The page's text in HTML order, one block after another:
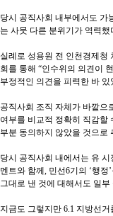
당시 공직사회 내부에서도 가
는 사뭇 다른 분위기가 역력했
실례로 성용원 전 인천경제청
회를 통해 “인수위의 의견이
부정적인 의견을 피력한 바 있
공직사회 조직 자체가 바깥으
여부를 비교적 정확히 직감할
부분 동의하지 않았을 것으로
당시 공직사회 내에서는 유
멘트와 함께 , 민선6기의 ‘행정’
그대로 낸 것에 대해서도 일
지금도 그렇지만 6.1 지방선거